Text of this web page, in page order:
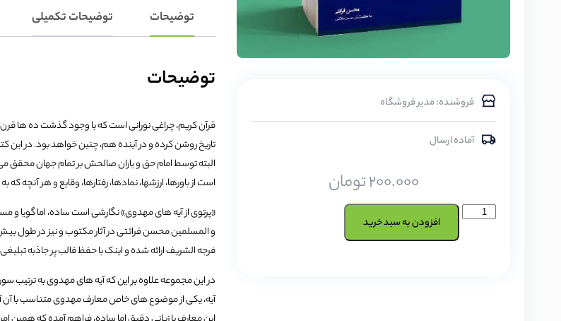
فروشنده: مدیر فروشگاه
آماده ارسال
200.000تومان
افزودن به سبد خرید
توضیحات توضیحات تکمیلی
توضیحات
قرآن کریم، چراغی نورانی است که با وجود گذشت ده ها
تاریخ روشن کرده و در آینده هم، چنین خواهد بود. در
البته توسط امام حق و یاران صالحش بر تمام جهان
است از باورها، ارزشها، نمادها، رفتارها، وقایع و هر
«پرتوی از آیه های مهدوی» نگارشی است ساده، اما گویا
و المسلمین محسن قرائتی در آثار مکتوب و نیز در طول
فرجه الشریف ارائه شده و اینک با حفظ قالب پر جاذبه
در این مجموعه علاوه بر این که آیه های مهدوی به ترتیب
آیه، یکی از موضوع های خاص معارف مهدوی متناسب با آن